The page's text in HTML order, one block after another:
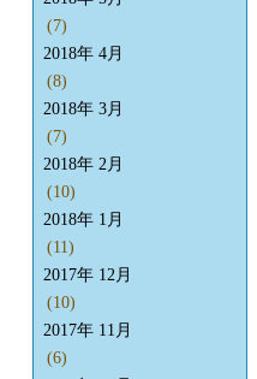
(7)
2018年 4月
(8)
2018年 3月
(7)
2018年 2月
(10)
2018年 1月
(11)
2017年 12月
(10)
2017年 11月
(6)